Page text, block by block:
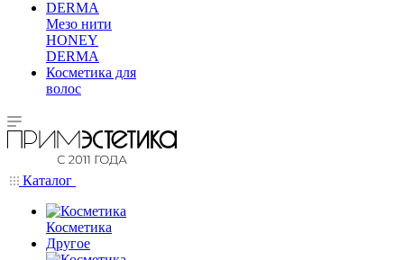
Мезо нити
HONEY
DERMA
Косметика для
волос
Каталог
Косметика
Другое